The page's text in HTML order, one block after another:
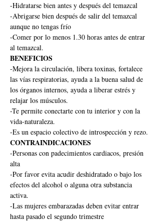
-Hidratarse bien antes y después del temazcal
-Abrigarse bien después de salir del temazcal
aunque no tengas frío
-Comer por lo menos 1.30 horas antes de entrar
al temazcal.
BENEFICIOS
-Mejora la circulación, libera toxinas, fortalece
las vías respiratorias, ayuda a la buena salud de
los órganos internos, ayuda a liberar estrés y
relajar los músculos.
-Te permite conectarte con tu interior y con la
vida-naturaleza.
-Es un espacio colectivo de introspección y rezo.
CONTRAINDICACIONES
-Personas con padecimientos cardiacos, presión
alta
-Por favor evita acudir deshidratado o bajo los
efectos del alcohol o alguna otra substancia
activa.
-Las mujeres embarazadas deben evitar entrar
hasta pasado el segundo trimestre